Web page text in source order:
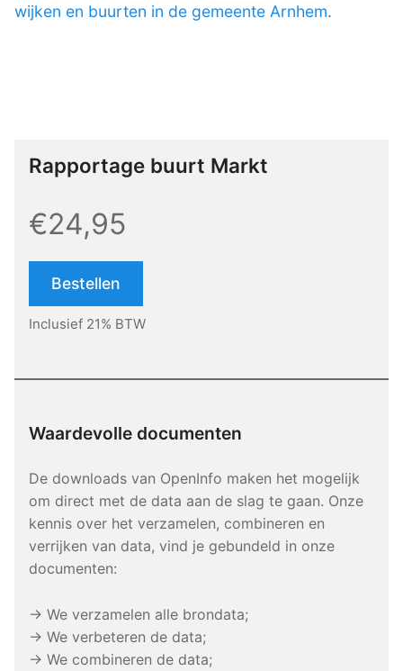
wijken en buurten in de gemeente Arnhem.
Rapportage buurt Markt
€24,95
Bestellen
Inclusief 21% BTW
Waardevolle documenten
De downloads van OpenInfo maken het mogelijk
om direct met de data aan de slag te gaan. Onze
kennis over het verzamelen, combineren en
verrijken van data, vind je gebundeld in onze
documenten:
→ We verzamelen alle brondata;
→ We verbeteren de data;
→ We combineren de data;